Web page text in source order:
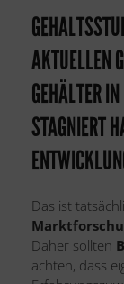
AKTUELLEN
GEHÄLTER
STAGNIERT
Das ist
Daher sollten
achten, dass